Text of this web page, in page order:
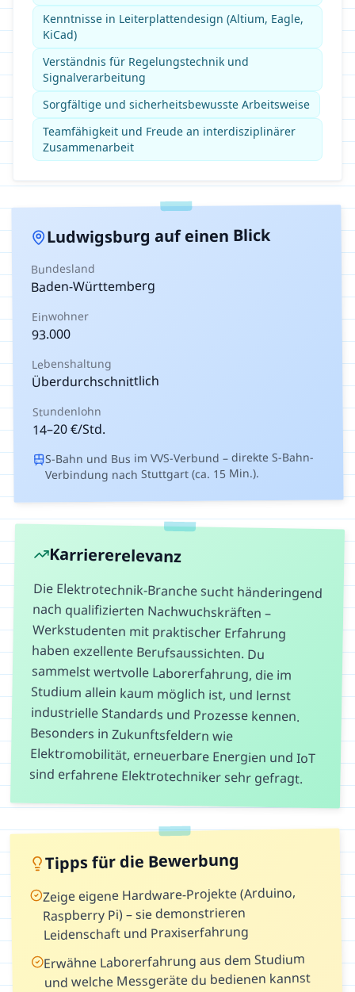
Kenntnisse in Leiterplattendesign (Altium, Eagle,
KiCad)
Verständnis für Regelungstechnik und
Signalverarbeitung
Sorgfältige und sicherheitsbewusste Arbeitsweise
Teamfähigkeit und Freude an interdisziplinärer
Zusammenarbeit
Ludwigsburg auf einen Blick
Bundesland
Baden-Württemberg
Einwohner
93.000
Lebenshaltung
Überdurchschnittlich
Stundenlohn
14–20€/Std.
S-Bahn und Bus im VVS-Verbund – direkte S-Bahn-
Verbindung nach Stuttgart (ca. 15 Min.).
Karriererelevanz
Die Elektrotechnik-Branche sucht händeringend
nach qualifizierten Nachwuchskräften –
Werkstudenten mit praktischer Erfahrung
haben exzellente Berufsaussichten. Du
sammelst wertvolle Laborerfahrung, die im
Studium allein kaum möglich ist, und lernst
industrielle Standards und Prozesse kennen.
Besonders in Zukunftsfeldern wie
Elektromobilität, erneuerbare Energien und IoT
sind erfahrene Elektrotechniker sehr gefragt.
Tipps für die Bewerbung
Zeige eigene Hardware-Projekte (Arduino,
Raspberry Pi) – sie demonstrieren
Leidenschaft und Praxiserfahrung
Erwähne Laborerfahrung aus dem Studium
und welche Messgeräte du bedienen kannst